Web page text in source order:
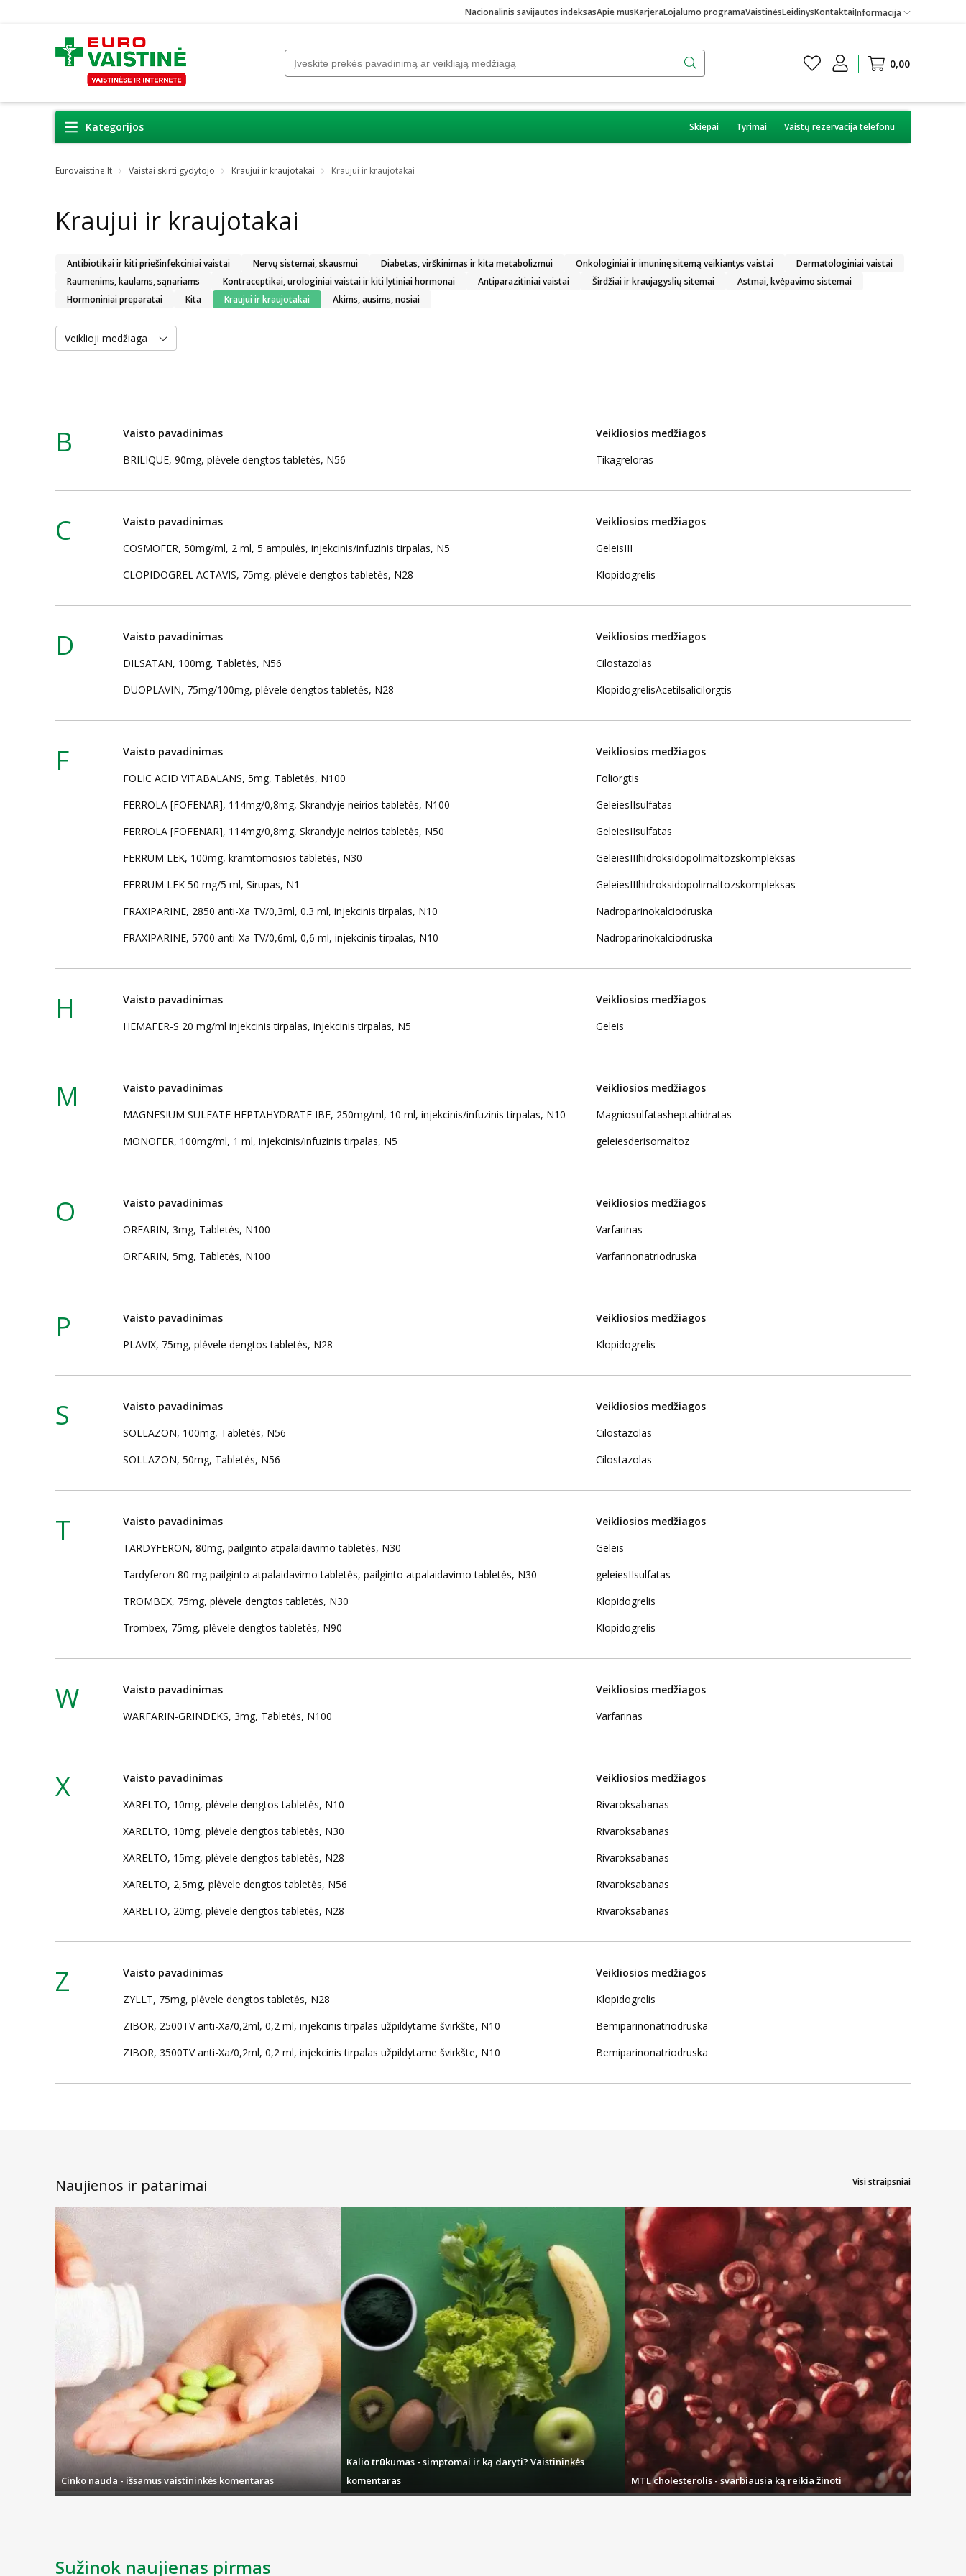
Nacionalinis savijautos indeksasApie musKarjeraLojalumo programaVaistinėsLeidinysKontaktaiInformacija
0,00
Kategorijos Skiepai Tyrimai Vaistų rezervacija telefonu
Eurovaistine.lt Vaistai skirti gydytojo Kraujui ir kraujotakai Kraujui ir kraujotakai
Kraujui ir kraujotakai
Antibiotikai ir kiti priešinfekciniai vaistai Nervų sistemai, skausmui Diabetas, virškinimas ir kita metabolizmui Onkologiniai ir imuninę sitemą veikiantys vaistai
Dermatologiniai vaistai
Raumenims, kaulams, sąnariams
Kontraceptikai, urologiniai vaistai ir kiti lytiniai hormonai Antiparazitiniai vaistai Širdžiai ir kraujagyslių sitemai
Astmai, kvėpavimo sistemai
Hormoniniai preparatai
Kita Kraujui ir kraujotakai Akims, ausims, nosiai
Veiklioji medžiaga
B Vaisto pavadinimas
Veikliosios medžiagos
BRILIQUE, 90mg, plėvele dengtos tabletės, N56
Tikagreloras
C Vaisto pavadinimas
Veikliosios medžiagos
COSMOFER, 50mg/ml, 2 ml, 5 ampulės, injekcinis/infuzinis tirpalas, N5
GeleisIII
CLOPIDOGREL ACTAVIS, 75mg, plėvele dengtos tabletės, N28
Klopidogrelis
D Vaisto pavadinimas
Veikliosios medžiagos
DILSATAN, 100mg, Tabletės, N56
Cilostazolas
DUOPLAVIN, 75mg/100mg, plėvele dengtos tabletės, N28
KlopidogrelisAcetilsalicilorgtis
F Vaisto pavadinimas
Veikliosios medžiagos
FOLIC ACID VITABALANS, 5mg, Tabletės, N100
Foliorgtis
FERROLA [FOFENAR], 114mg/0,8mg, Skrandyje neirios tabletės, N100
GeleiesIIsulfatas
FERROLA [FOFENAR], 114mg/0,8mg, Skrandyje neirios tabletės, N50
GeleiesIIsulfatas
FERRUM LEK, 100mg, kramtomosios tabletės, N30
GeleiesIIIhidroksidopolimaltozskompleksas
FERRUM LEK 50 mg/5 ml, Sirupas, N1
GeleiesIIIhidroksidopolimaltozskompleksas
FRAXIPARINE, 2850 anti-Xa TV/0,3ml, 0.3 ml, injekcinis tirpalas, N10
Nadroparinokalciodruska
FRAXIPARINE, 5700 anti-Xa TV/0,6ml, 0,6 ml, injekcinis tirpalas, N10
Nadroparinokalciodruska
H Vaisto pavadinimas
Veikliosios medžiagos
HEMAFER-S 20 mg/ml injekcinis tirpalas, injekcinis tirpalas, N5
Geleis
M Vaisto pavadinimas
Veikliosios medžiagos
MAGNESIUM SULFATE HEPTAHYDRATE IBE, 250mg/ml, 10 ml, injekcinis/infuzinis tirpalas, N10
Magniosulfatasheptahidratas
MONOFER, 100mg/ml, 1 ml, injekcinis/infuzinis tirpalas, N5
geleiesderisomaltoz
O Vaisto pavadinimas
Veikliosios medžiagos
ORFARIN, 3mg, Tabletės, N100
Varfarinas
ORFARIN, 5mg, Tabletės, N100
Varfarinonatriodruska
P Vaisto pavadinimas
Veikliosios medžiagos
PLAVIX, 75mg, plėvele dengtos tabletės, N28
Klopidogrelis
S Vaisto pavadinimas
Veikliosios medžiagos
SOLLAZON, 100mg, Tabletės, N56
Cilostazolas
SOLLAZON, 50mg, Tabletės, N56
Cilostazolas
T Vaisto pavadinimas
Veikliosios medžiagos
TARDYFERON, 80mg, pailginto atpalaidavimo tabletės, N30
Geleis
Tardyferon 80 mg pailginto atpalaidavimo tabletės, pailginto atpalaidavimo tabletės, N30
geleiesIIsulfatas
TROMBEX, 75mg, plėvele dengtos tabletės, N30
Klopidogrelis
Trombex, 75mg, plėvele dengtos tabletės, N90
Klopidogrelis
W Vaisto pavadinimas
Veikliosios medžiagos
WARFARIN-GRINDEKS, 3mg, Tabletės, N100
Varfarinas
X Vaisto pavadinimas
Veikliosios medžiagos
XARELTO, 10mg, plėvele dengtos tabletės, N10
Rivaroksabanas
XARELTO, 10mg, plėvele dengtos tabletės, N30
Rivaroksabanas
XARELTO, 15mg, plėvele dengtos tabletės, N28
Rivaroksabanas
XARELTO, 2,5mg, plėvele dengtos tabletės, N56
Rivaroksabanas
XARELTO, 20mg, plėvele dengtos tabletės, N28
Rivaroksabanas
Z Vaisto pavadinimas
Veikliosios medžiagos
ZYLLT, 75mg, plėvele dengtos tabletės, N28
Klopidogrelis
ZIBOR, 2500TV anti-Xa/0,2ml, 0,2 ml, injekcinis tirpalas užpildytame švirkšte, N10
Bemiparinonatriodruska
ZIBOR, 3500TV anti-Xa/0,2ml, 0,2 ml, injekcinis tirpalas užpildytame švirkšte, N10
Bemiparinonatriodruska
Naujienos ir patarimai Visi straipsniai
Cinko nauda - išsamus vaistininkės komentaras
Kalio trūkumas - simptomai ir ką daryti? Vaistininkės
komentaras
MTL cholesterolis - svarbiausia ką reikia žinoti
Sužinok naujienas pirmas